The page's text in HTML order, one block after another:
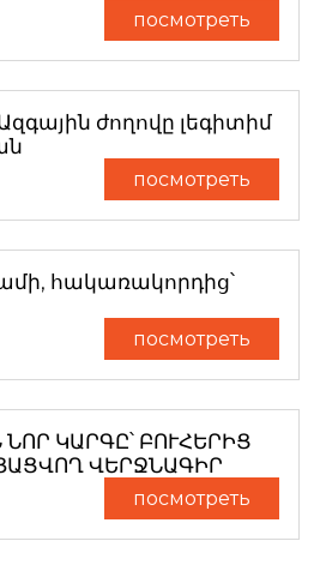
посмотреть
ժողովը լեգիտիմ
посмотреть
հակառակորդից՝
посмотреть
ԿԱՐԳԸ՝ ԲՈՒՀԵՐԻՑ
ՎԵՐՋՆԱԳԻՐ
посмотреть